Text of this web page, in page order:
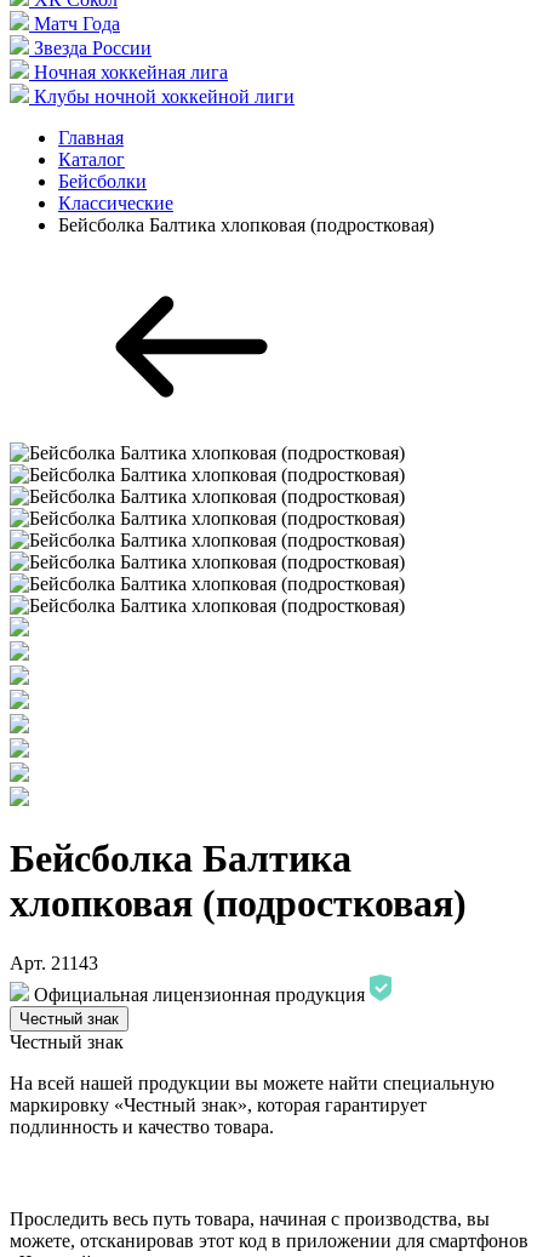
Матч Года
Звезда России
Ночная хоккейная лига
Клубы ночной хоккейной лиги
Главная
Каталог
Бейсболки
Классические
Бейсболка Балтика хлопковая (подростковая)
Бейсболка Балтика
хлопковая (подростковая)
Арт. 21143
Официальная лицензионная продукция
Честный знак
Честный знак
На всей нашей продукции вы можете найти специальную
маркировку «Честный знак», которая гарантирует
подлинность и качество товара.
Проследить весь путь товара, начиная с производства, вы
можете, отсканировав этот код в приложении для смартфонов